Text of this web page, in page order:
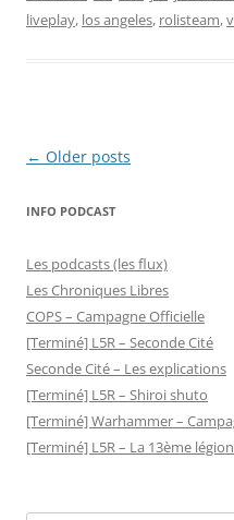
liveplay, los angeles, rolisteam,
Post
← Older posts
INFO PODCAST
Les podcasts (les flux)
Les Chroniques Libres
COPS – Campagne Officielle
[Terminé] L5R – Seconde Cité
Seconde Cité – Les explications
[Terminé] L5R – Shiroi shuto
[Terminé] Warhammer –
[Terminé] L5R – La 13ème légion